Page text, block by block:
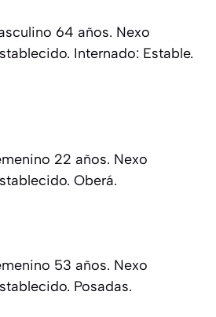
64 años. Nexo
Internado: Estable.
22 años. Nexo
Oberá.
53 años. Nexo
Posadas.